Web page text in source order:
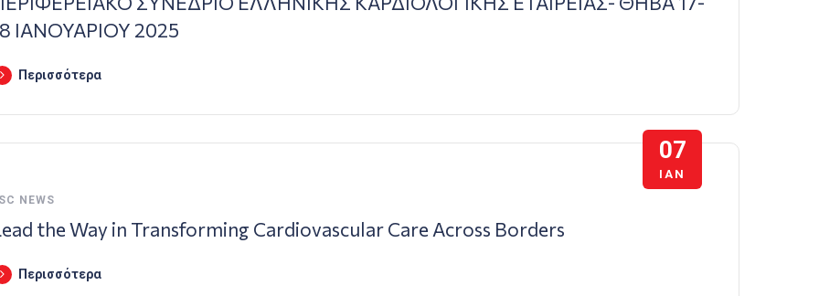
ΙΑΝΟΥΑΡΙΟΥ 2025
Περισσότερα
07
ΙΑΝ
NEWS
the Way in Transforming Cardiovascular Care Across Borders
Περισσότερα